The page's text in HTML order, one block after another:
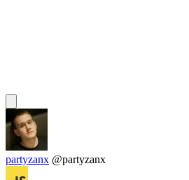
partyzanx @partyzanx